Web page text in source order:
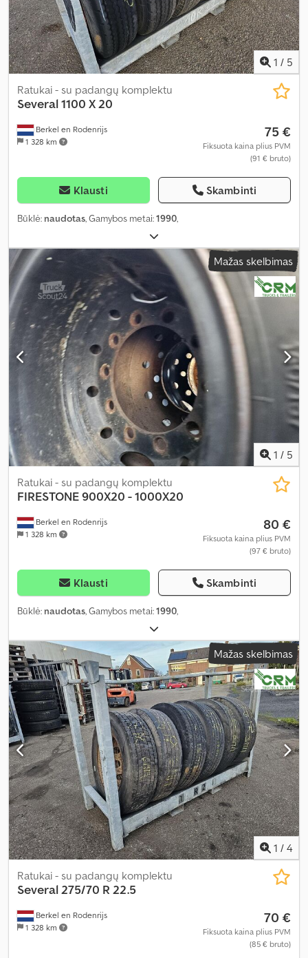
1 / 5
Berkel en Rodenrijs
1 328 km
Ratukai - su padangų komplektu
Several1100 X 20
75 €
Fiksuota kaina plius PVM
(91 € bruto)
Klausti Skambinti
Būklė: naudotas, Gamybos metai:1990,
Mažas skelbimas
1 / 5
Berkel en Rodenrijs
1 328 km
Ratukai - su padangų komplektu
FIRESTONE900X20 - 1000X20
80 €
Fiksuota kaina plius PVM
(97 € bruto)
Klausti Skambinti
Būklė: naudotas, Gamybos metai:1990,
Mažas skelbimas
1 / 4
Berkel en Rodenrijs
1 328 km
Ratukai - su padangų komplektu
Several275/70 R 22.5
70 €
Fiksuota kaina plius PVM
(85 € bruto)